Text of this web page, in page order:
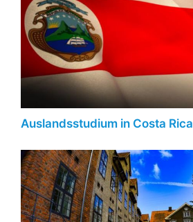
Auslandsstudium in Costa Rica